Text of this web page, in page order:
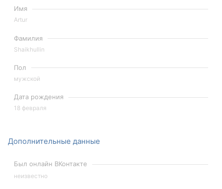
Имя
Artur
Фамилия
Shaikhullin
Пол
мужской
Дата рождения
18 февраля
Дополнительные данные
Был онлайн ВКонтакте
неизвестно